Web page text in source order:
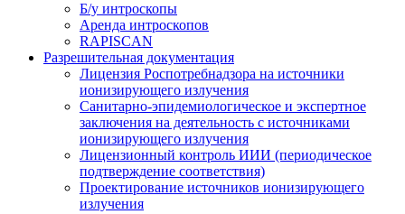
Б/у интроскопы
Аренда интроскопов
RAPISCAN
Разрешительная документация
Лицензия Роспотребнадзора на источники
ионизирующего излучения
Санитарно-эпидемиологическое и экспертное
заключения на деятельность с источниками
ионизирующего излучения
Лицензионный контроль ИИИ (периодическое
подтверждение соответствия)
Проектирование источников ионизирующего
излучения